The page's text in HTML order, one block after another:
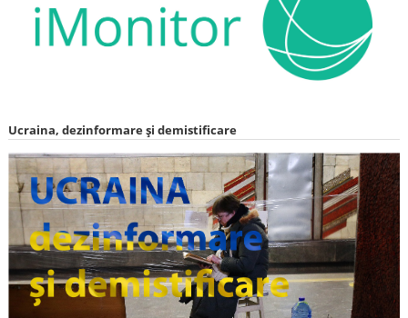
Ucraina, dezinformare și demistificare